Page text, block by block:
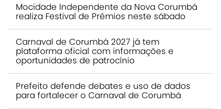
Mocidade Independente da Nova Corumbá
realiza Festival de Prêmios neste sábado
Carnaval de Corumbá 2027 já tem
plataforma oficial com informações e
oportunidades de patrocínio
Prefeito defende debates e uso de dados
para fortalecer o Carnaval de Corumbá